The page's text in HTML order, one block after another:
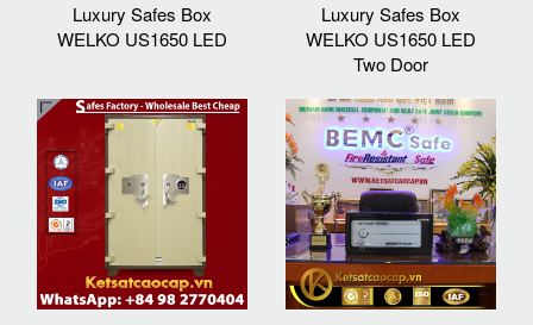
Luxury Safes Box
WELKO US1650 LED
Luxury Safes Box
WELKO US1650 LED
Two Door